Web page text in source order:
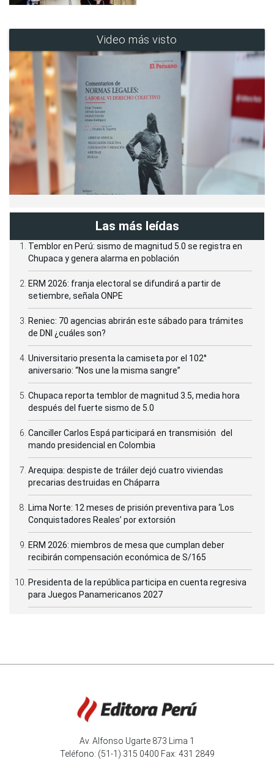
Video más visto
Las más leídas
Temblor en Perú: sismo de magnitud 5.0 se registra en
Chupaca y genera alarma en población
ERM 2026: franja electoral se difundirá a partir de
setiembre, señala ONPE
Reniec: 70 agencias abrirán este sábado para trámites
de DNI ¿cuáles son?
Universitario presenta la camiseta por el 102°
aniversario: “Nos une la misma sangre”
Chupaca reporta temblor de magnitud 3.5, media hora
después del fuerte sismo de 5.0
Canciller Carlos Espá participará en transmisión del
mando presidencial en Colombia
Arequipa: despiste de tráiler dejó cuatro viviendas
precarias destruidas en Cháparra
Lima Norte: 12 meses de prisión preventiva para ‘Los
Conquistadores Reales’ por extorsión
ERM 2026: miembros de mesa que cumplan deber
recibirán compensación económica de S/165
Presidenta de la república participa en cuenta regresiva
para Juegos Panamericanos 2027
Av. Alfonso Ugarte 873 Lima 1
Teléfono: (51-1) 315 0400 Fax: 431 2849